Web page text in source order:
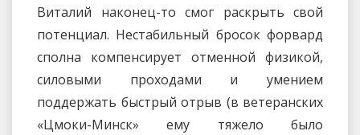
Виталий наконец-то смог раскрыть свой
потенциал. Нестабильный бросок форвард
сполна компенсирует отменной физикой,
силовыми проходами и умением
поддержать быстрый отрыв (в ветеранских
«Цмоки-Минск» ему тяжело было